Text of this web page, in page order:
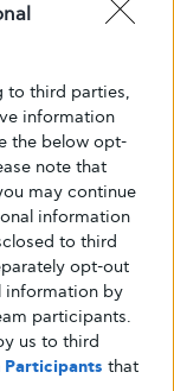
to third parties,
information
the below opt-
note that
may continue
information
to third
opt-out
information by
participants.
us to third
Participants that